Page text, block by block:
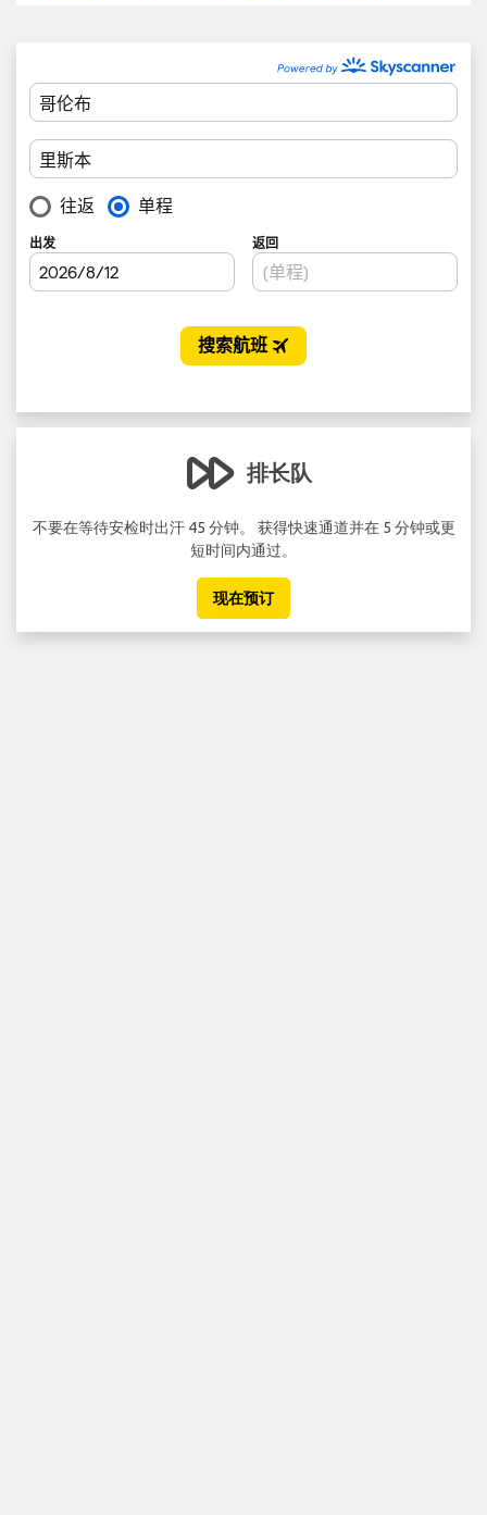
排长队
不要在等待安检时出汗 45 分钟。 获得快速通道并在 5 分钟或更
短时间内通过。
现在预订